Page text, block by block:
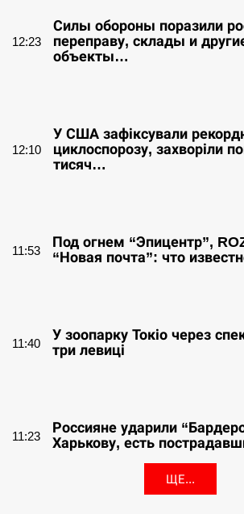
12:23
Силы обороны поразили
переправу, склады и
объекты…
12:10
У США зафіксували
циклоспорозу, захворіли
тисяч…
11:53
Под огнем “Эпицентр”,
“Новая почта”: что
11:40
У зоопарку Токіо через
три левиці
11:23
Россияне ударили
Харькову, есть
ЩЕ...